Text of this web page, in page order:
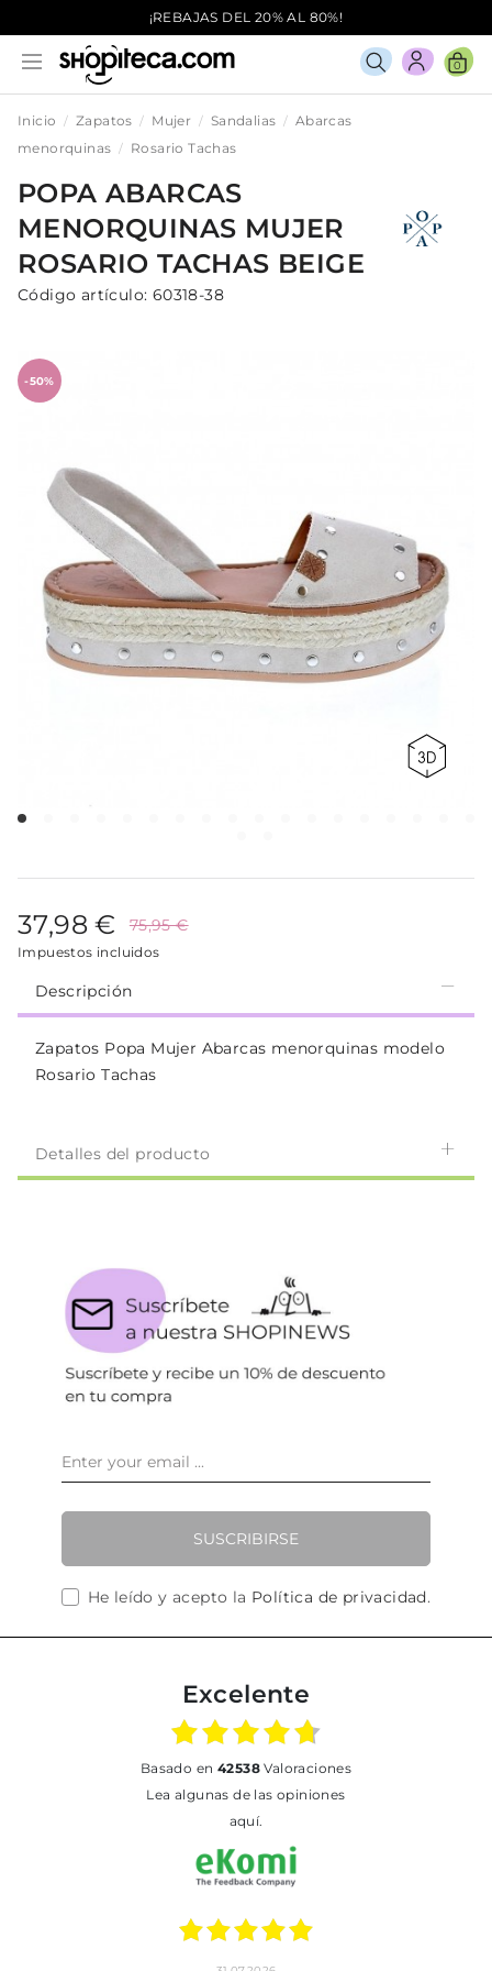
¡REBAJAS DEL 20% AL 80%!
0
Inicio Zapatos Mujer Sandalias
Abarcas
menorquinas
Rosario Tachas
POPA ABARCAS
MENORQUINAS MUJER
ROSARIO TACHAS BEIGE
Código artículo: 60318-38
-50%
37,98 € 75,95 €
Impuestos incluidos
Descripción
Zapatos Popa Mujer Abarcas menorquinas modelo
Rosario Tachas
Detalles del producto
SUSCRIBIRSE
He leído y acepto la Política de privacidad.
Excelente
basado en 42538Valoraciones
Lea algunas de las opiniones
aquí.